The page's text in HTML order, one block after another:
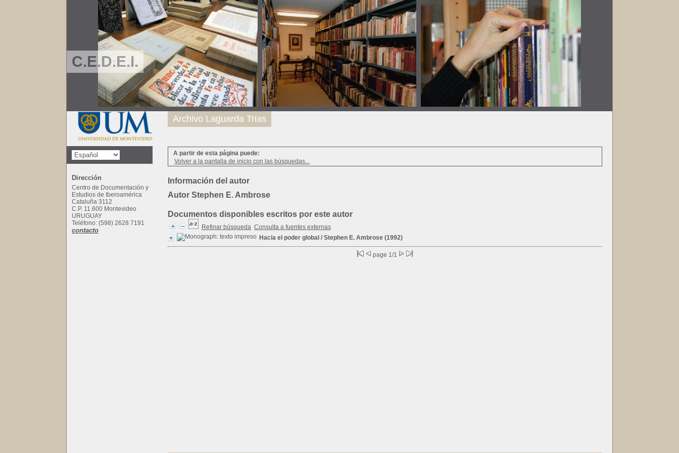
C.E.D.E.I.
A partir de esta página puede:
Volver a la pantalla de inicio con las búsquedas...
Información del autor
Autor Stephen E. Ambrose
Documentos disponibles escritos por este autor
Refinar búsqueda Consulta a fuentes externas
Hacia el poder global / Stephen E. Ambrose (1992)
page 1/1
Archivo Laguarda Trias
Dirección
Centro de Documentación y
Estudios de Iberoamérica
Cataluña 3112
C.P. 11.600 Montevideo
URUGUAY
Teléfono: (598) 2628 7191
contacto